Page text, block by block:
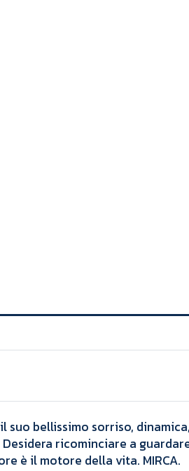
Annunci
suo bellissimo sorriso,
ricominciare a
è il motore della vita. MIRCA.